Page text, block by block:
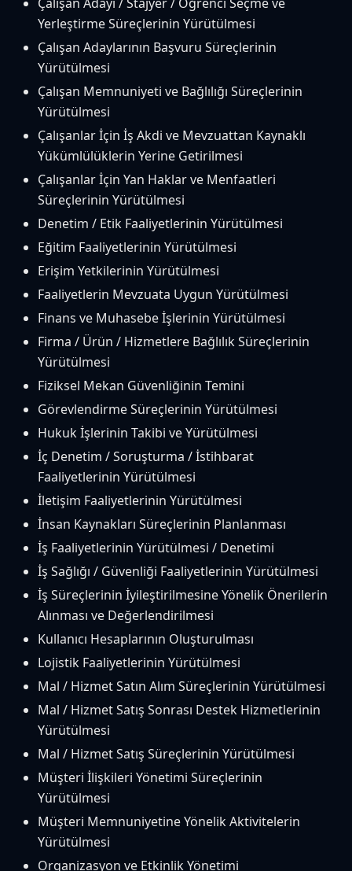
Yerleştirme Süreçlerinin Yürütülmesi
Çalışan Adaylarının Başvuru Süreçlerinin
Yürütülmesi
Çalışan Memnuniyeti ve Bağlılığı Süreçlerinin
Yürütülmesi
Çalışanlar İçin İş Akdi ve Mevzuattan Kaynaklı
Yükümlülüklerin Yerine Getirilmesi
Çalışanlar İçin Yan Haklar ve Menfaatleri
Süreçlerinin Yürütülmesi
Denetim / Etik Faaliyetlerinin Yürütülmesi
Eğitim Faaliyetlerinin Yürütülmesi
Erişim Yetkilerinin Yürütülmesi
Faaliyetlerin Mevzuata Uygun Yürütülmesi
Finans ve Muhasebe İşlerinin Yürütülmesi
Firma / Ürün / Hizmetlere Bağlılık Süreçlerinin
Yürütülmesi
Fiziksel Mekan Güvenliğinin Temini
Görevlendirme Süreçlerinin Yürütülmesi
Hukuk İşlerinin Takibi ve Yürütülmesi
İç Denetim / Soruşturma / İstihbarat
Faaliyetlerinin Yürütülmesi
İletişim Faaliyetlerinin Yürütülmesi
İnsan Kaynakları Süreçlerinin Planlanması
İş Faaliyetlerinin Yürütülmesi / Denetimi
İş Sağlığı / Güvenliği Faaliyetlerinin Yürütülmesi
İş Süreçlerinin İyileştirilmesine Yönelik Önerilerin
Alınması ve Değerlendirilmesi
Kullanıcı Hesaplarının Oluşturulması
Lojistik Faaliyetlerinin Yürütülmesi
Mal / Hizmet Satın Alım Süreçlerinin Yürütülmesi
Mal / Hizmet Satış Sonrası Destek Hizmetlerinin
Yürütülmesi
Mal / Hizmet Satış Süreçlerinin Yürütülmesi
Müşteri İlişkileri Yönetimi Süreçlerinin
Yürütülmesi
Müşteri Memnuniyetine Yönelik Aktivitelerin
Yürütülmesi
Organizasyon ve Etkinlik Yönetimi